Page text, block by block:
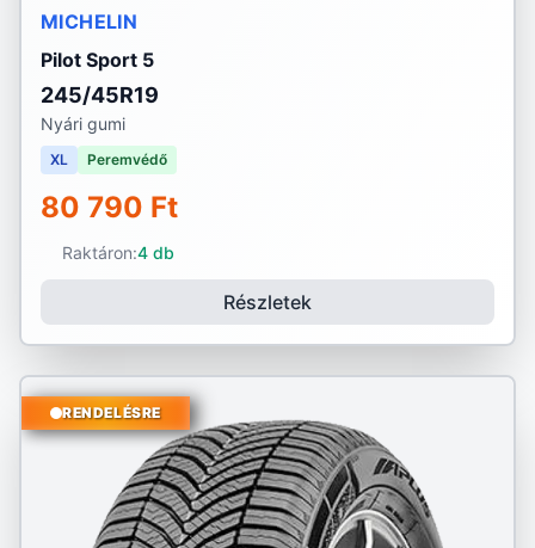
MICHELIN
Pilot Sport 5
245/45R19
Nyári gumi
XL Peremvédő
80 790 Ft
Raktáron:4 db
Részletek
RENDELÉSRE